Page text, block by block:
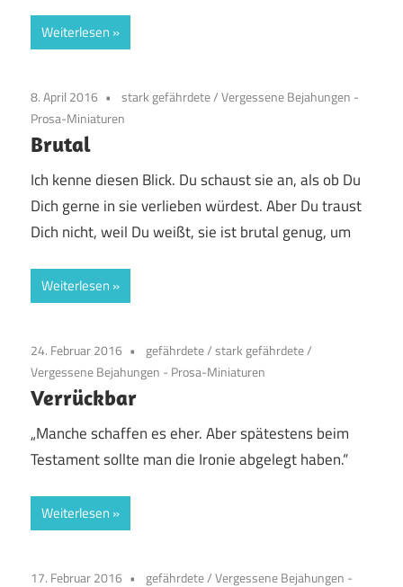
Weiterlesen
8. April 2016 stark gefährdete/Vergessene Bejahungen -
Prosa-Miniaturen
Brutal
Ich kenne diesen Blick. Du schaust sie an, als ob Du
Dich gerne in sie verlieben würdest. Aber Du traust
Dich nicht, weil Du weißt, sie ist brutal genug, um
Weiterlesen
24. Februar 2016 gefährdete/stark gefährdete/
Vergessene Bejahungen - Prosa-Miniaturen
Verrückbar
„Manche schaffen es eher. Aber spätestens beim
Testament sollte man die Ironie abgelegt haben.“
Weiterlesen
17. Februar 2016 gefährdete/Vergessene Bejahungen -